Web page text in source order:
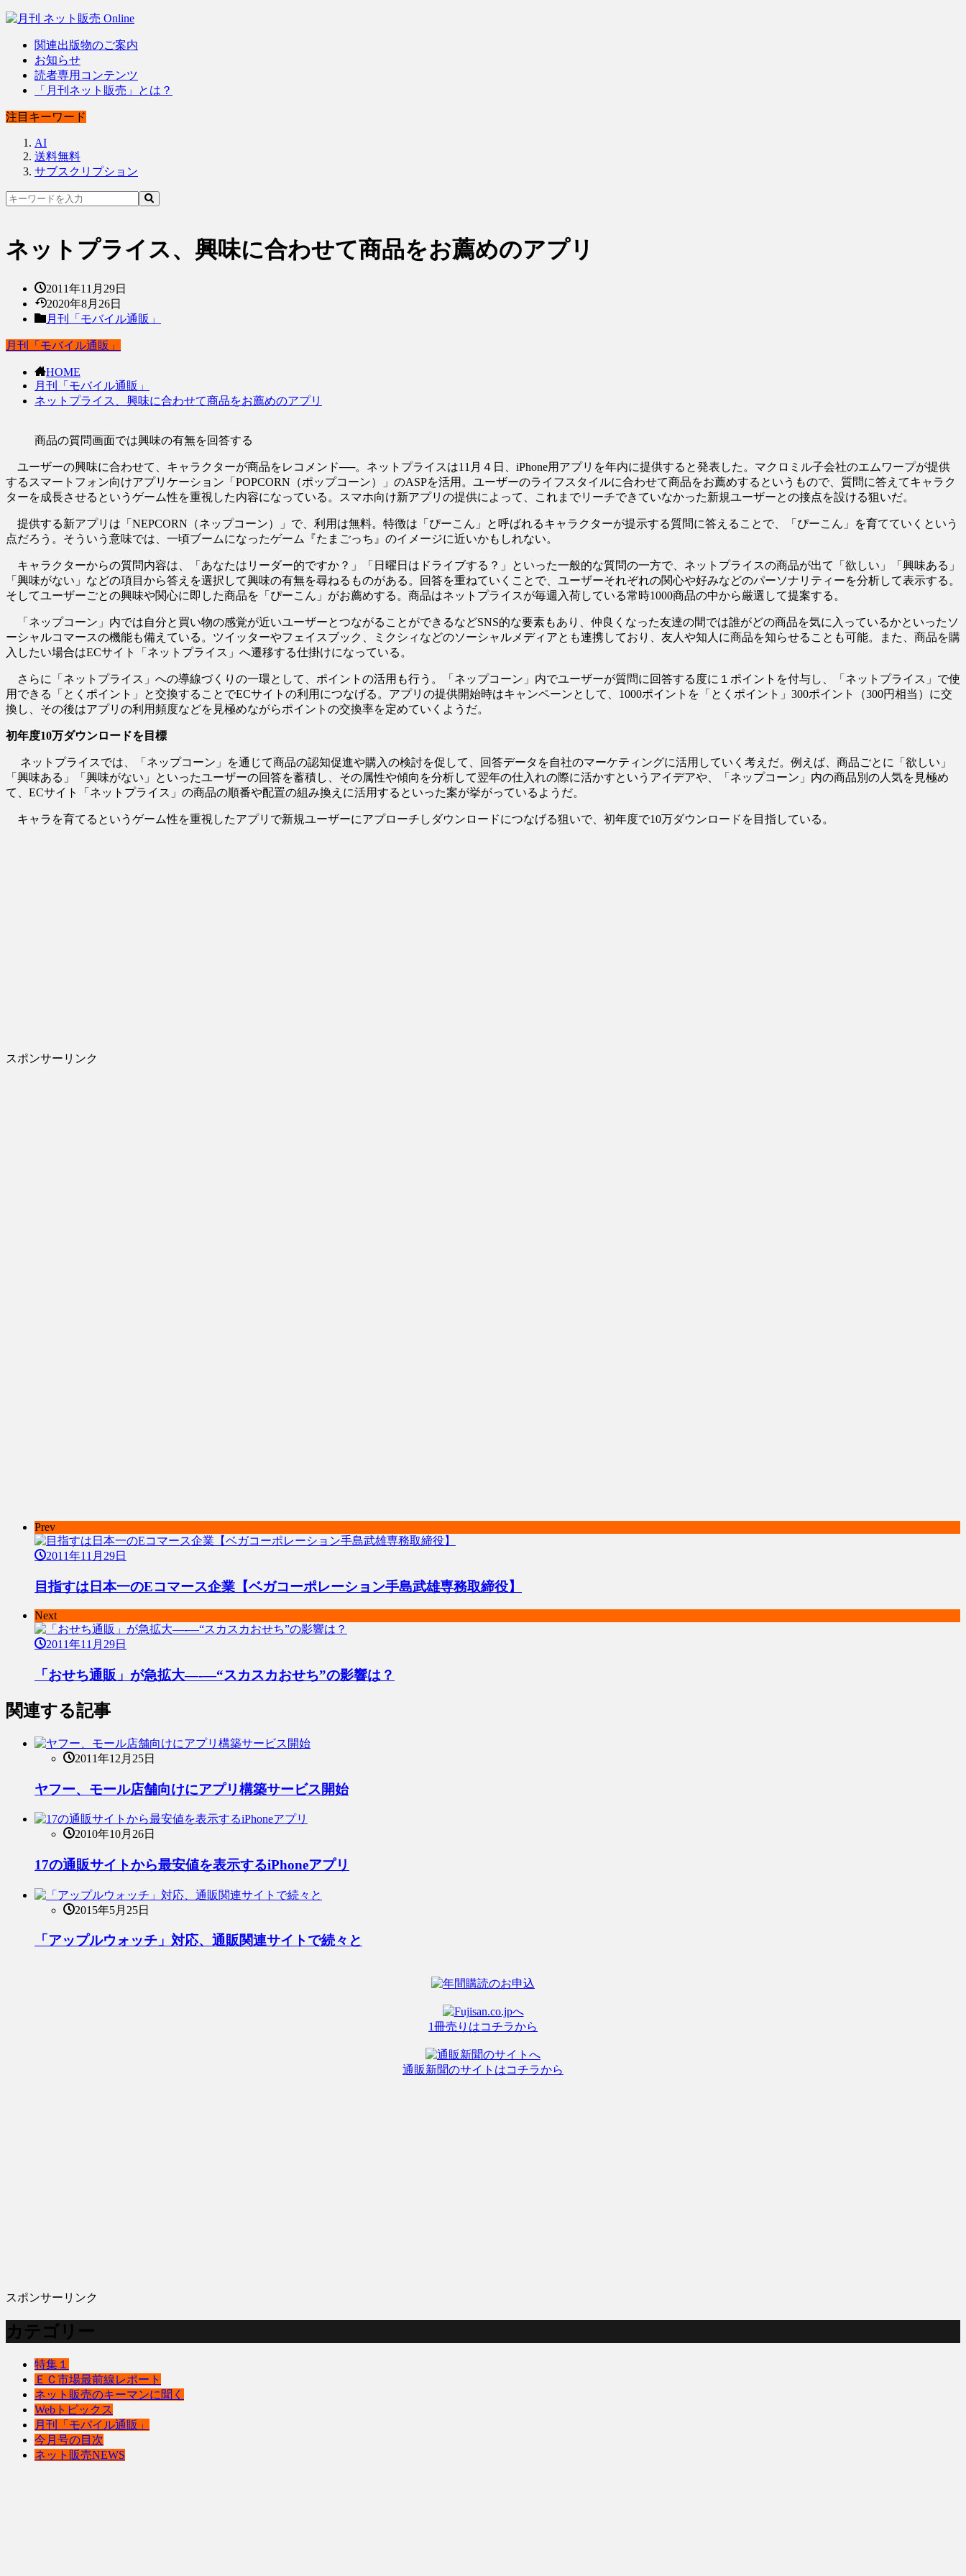
関連出版物のご案内
お知らせ
読者専用コンテンツ
「月刊ネット販売」とは？
注目キーワード
AI
送料無料
サブスクリプション
ネットプライス、興味に合わせて商品をお薦めのアプリ
2011年11月29日
2020年8月26日
月刊「モバイル通販」
月刊「モバイル通販」
HOME
月刊「モバイル通販」
ネットプライス、興味に合わせて商品をお薦めのアプリ
商品の質問画面では興味の有無を回答する
ユーザーの興味に合わせて、キャラクターが商品をレコメンド──。ネットプライスは11月４日、iPhone用アプリを年内に提供すると発表した。マクロミル子会社のエムワープが提供
するスマートフォン向けアプリケーション「POPCORN（ポップコーン）」のASPを活用。ユーザーのライフスタイルに合わせて商品をお薦めするというもので、質問に答えてキャラク
ターを成長させるというゲーム性を重視した内容になっている。スマホ向け新アプリの提供によって、これまでリーチできていなかった新規ユーザーとの接点を設ける狙いだ。
提供する新アプリは「NEPCORN（ネップコーン）」で、利用は無料。特徴は「ぴーこん」と呼ばれるキャラクターが提示する質問に答えることで、「ぴーこん」を育てていくという
点だろう。そういう意味では、一頃ブームになったゲーム『たまごっち』のイメージに近いかもしれない。
キャラクターからの質問内容は、「あなたはリーダー的ですか？」「日曜日はドライブする？」といった一般的な質問の一方で、ネットプライスの商品が出て「欲しい」「興味ある」
「興味がない」などの項目から答えを選択して興味の有無を尋ねるものがある。回答を重ねていくことで、ユーザーそれぞれの関心や好みなどのパーソナリティーを分析して表示する。
そしてユーザーごとの興味や関心に即した商品を「ぴーこん」がお薦めする。商品はネットプライスが毎週入荷している常時1000商品の中から厳選して提案する。
「ネップコーン」内では自分と買い物の感覚が近いユーザーとつながることができるなどSNS的な要素もあり、仲良くなった友達の間では誰がどの商品を気に入っているかといったソ
ーシャルコマースの機能も備えている。ツイッターやフェイスブック、ミクシィなどのソーシャルメディアとも連携しており、友人や知人に商品を知らせることも可能。また、商品を購
入したい場合はECサイト「ネットプライス」へ遷移する仕掛けになっている。
さらに「ネットプライス」への導線づくりの一環として、ポイントの活用も行う。「ネップコーン」内でユーザーが質問に回答する度に１ポイントを付与し、「ネットプライス」で使
用できる「とくポイント」と交換することでECサイトの利用につなげる。アプリの提供開始時はキャンペーンとして、1000ポイントを「とくポイント」300ポイント（300円相当）に交
換し、その後はアプリの利用頻度などを見極めながらポイントの交換率を定めていくようだ。
初年度10万ダウンロードを目標
ネットプライスでは、「ネップコーン」を通じて商品の認知促進や購入の検討を促して、回答データを自社のマーケティングに活用していく考えだ。例えば、商品ごとに「欲しい」
「興味ある」「興味がない」といったユーザーの回答を蓄積し、その属性や傾向を分析して翌年の仕入れの際に活かすというアイデアや、「ネップコーン」内の商品別の人気を見極め
て、ECサイト「ネットプライス」の商品の順番や配置の組み換えに活用するといった案が挙がっているようだ。
キャラを育てるというゲーム性を重視したアプリで新規ユーザーにアプローチしダウンロードにつなげる狙いで、初年度で10万ダウンロードを目指している。
スポンサーリンク
Prev
2011年11月29日
目指すは日本一のEコマース企業【ベガコーポレーション手島武雄専務取締役】
Next
2011年11月29日
「おせち通販」が急拡大―-―“スカスカおせち”の影響は？
関連する記事
2011年12月25日
ヤフー、モール店舗向けにアプリ構築サービス開始
2010年10月26日
17の通販サイトから最安値を表示するiPhoneアプリ
2015年5月25日
「アップルウォッチ」対応、通販関連サイトで続々と
1冊売りはコチラから
通販新聞のサイトはコチラから
スポンサーリンク
カテゴリー
特集１
ＥＣ市場最前線レポート
ネット販売のキーマンに聞く
Webトピックス
月刊「モバイル通販」
今月号の目次
ネット販売NEWS